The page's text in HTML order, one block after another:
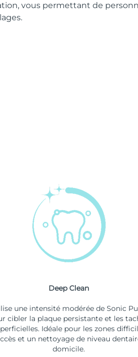
vous permettant de
Deep Clean
une intensité modérée de Sonic
cibler la plaque persistante et les
Idéale pour les zones
et un nettoyage de niveau
domicile.